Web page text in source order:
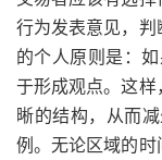
行为发表意见，
的个人原则是：
于形成观点。这
晰的结构，从而
例。无论区域的